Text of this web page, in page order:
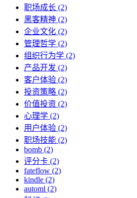
职场成长 (2)
黑客精神 (2)
企业文化 (2)
管理哲学 (2)
组织行为学 (2)
产品开发 (2)
客户体验 (2)
投资策略 (2)
价值投资 (2)
心理学 (2)
用户体验 (2)
职场技能 (2)
bomb (2)
评分卡 (2)
fateflow (2)
kindle (2)
automl (2)